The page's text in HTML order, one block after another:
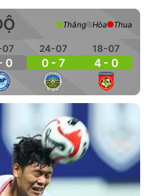
07
0
24-07
0 - 7
18-07
4 - 0
Thắng Hòa Thua